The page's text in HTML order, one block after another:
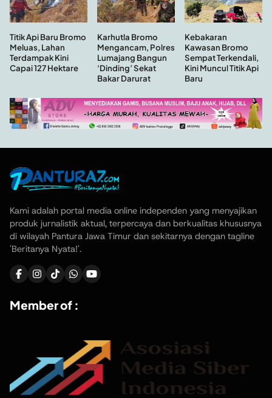
Titik Api Baru Bromo
Meluas, Lahan
Terdampak Kini
Capai 127 Hektare
Karhutla Bromo
Mengancam, Polres
Lumajang Bangun
‘Dinding’ Sekat
Bakar Darurat
Kebakaran
Kawasan Bromo
Sempat Terkendali,
Kini Muncul Titik Api
Baru
Kami adalah portal media online independen yang menyajikan
produk jurnalistik aktual, terpercaya dan berkualitas khususnya
di wilayah Pantura Jawa Timur dan sekitarnya dengan tagline
'Beritanya Nyata!'.
Member of :